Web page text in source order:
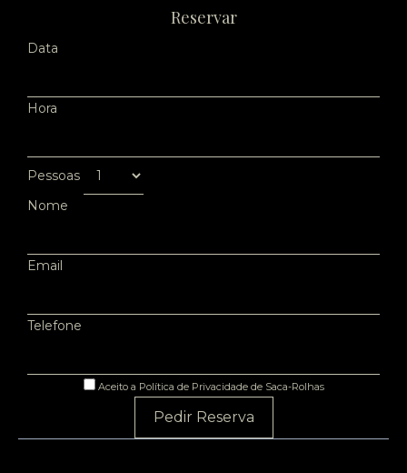
Reservar
Data
Hora
Pessoas
Nome
Email
Telefone
Aceito a Política de Privacidade de Saca-Rolhas
Pedir Reserva